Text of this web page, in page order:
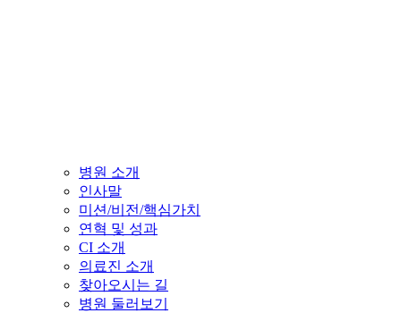
병원 소개
인사말
미션/비전/핵심가치
연혁 및 성과
CI 소개
의료진 소개
찾아오시는 길
병원 둘러보기